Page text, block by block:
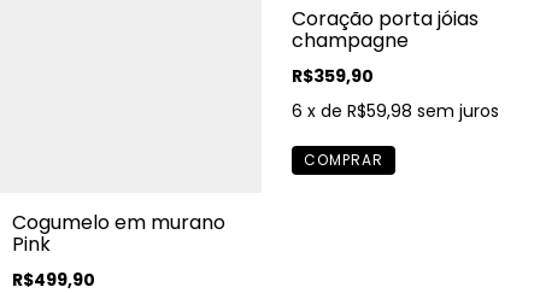
Cogumelo em murano
Pink
R$499,90
Coração porta jóias
champagne
R$359,90
6 x de R$59,98 sem juros